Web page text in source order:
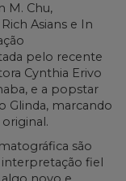
M. Chu,
Asians e In
pelo recente
Cynthia Erivo
e a popstar
Glinda, marcando
são
interpretação fiel